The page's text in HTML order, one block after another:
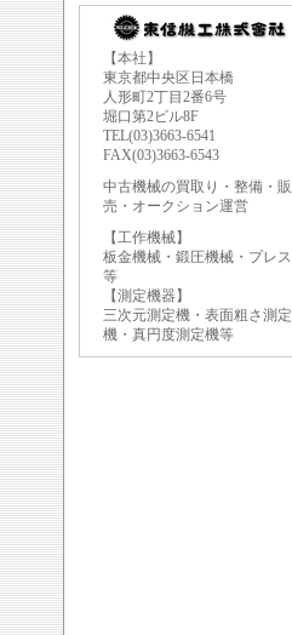
【本社】
東京都中央区日本橋
人形町2丁目2番6号
堀口第2ビル8F
TEL(03)3663-6541
FAX(03)3663-6543
中古機械の買取り・整備・販
売・オークション運営
【工作機械】
板金機械・鍛圧機械・プレス
等
【測定機器】
三次元測定機・表面粗さ測定
機・真円度測定機等